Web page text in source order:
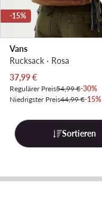
-15%
Vans
Rucksack · Rosa
Aktueller Preis
37,99€
Regulärer Preis54,99 €-30%
Niedrigster Preis44,99 €-15%
Sortieren